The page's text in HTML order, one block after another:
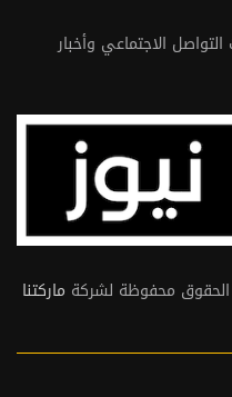
التواصل الاجتماعي وأخبار
ماركتنا